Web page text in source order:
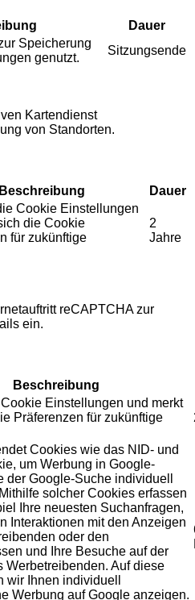
Dauer
Speicherung
genutzt.
Sitzungsende
Kartendienst
von Standorten.
Beschreibung
Dauer
Cookie Einstellungen
die Cookie
für zukünftige
2
Jahre
reCAPTCHA zur
ein.
Beschreibung
Einstellungen und merkt
Präferenzen für zukünftige
Cookies wie das NID- und
um Werbung in Google-
der Google-Suche individuell
solcher Cookies erfassen
Ihre neuesten Suchanfragen,
Interaktionen mit den Anzeigen
oder den
und Ihre Besuche auf der
Werbetreibenden. Auf diese
wir Ihnen individuell
Werbung auf Google anzeigen.